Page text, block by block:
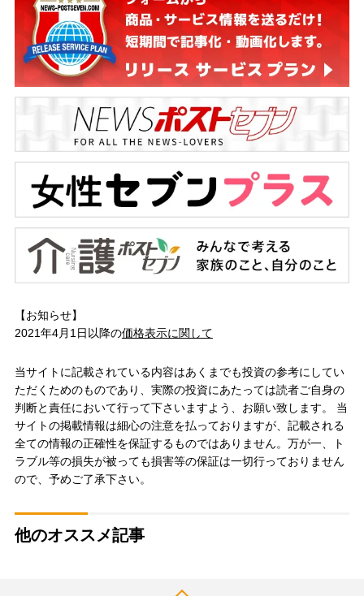
【お知らせ】
2021年4月1日以降の価格表示に関して
当サイトに記載されている内容はあくまでも投資の参考にしてい
ただくためのものであり、実際の投資にあたっては読者ご自身の
判断と責任において行って下さいますよう、お願い致します。 当
サイトの掲載情報は細心の注意を払っておりますが、記載される
全ての情報の正確性を保証するものではありません。万が一、ト
ラブル等の損失が被っても損害等の保証は一切行っておりません
ので、予めご了承下さい。
他のオススメ記事